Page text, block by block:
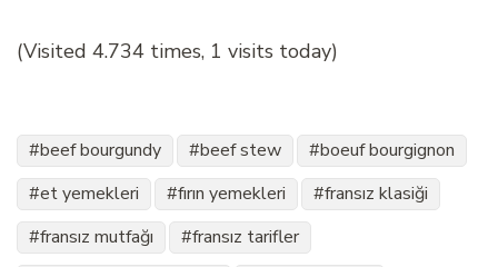
(Visited 4.734 times, 1 visits today)
beef bourgundy beef stew
boeuf bourgignon
et yemekleri
fırın yemekleri
fransız klasiği
fransız mutfağı
fransız tarifler